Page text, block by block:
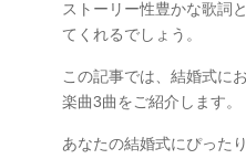
ストーリー性豊かな歌詞
てくれるでしょう。
この記事では、結婚式に
楽曲3曲をご紹介します。
あなたの結婚式にぴった